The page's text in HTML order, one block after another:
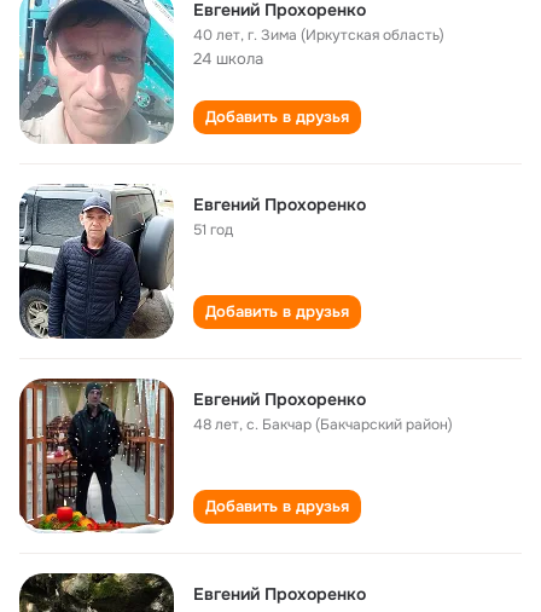
Евгений Прохоренко
40 лет,г. Зима (Иркутская область)
24 школа
Добавить в друзья
Евгений Прохоренко
51 год
Добавить в друзья
Евгений Прохоренко
48 лет,с. Бакчар (Бакчарский район)
Добавить в друзья
Евгений Прохоренко